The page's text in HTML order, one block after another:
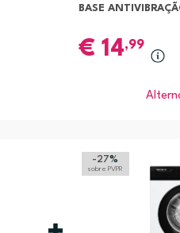
BASE
€ 14,99
-27%
sobre PVPR